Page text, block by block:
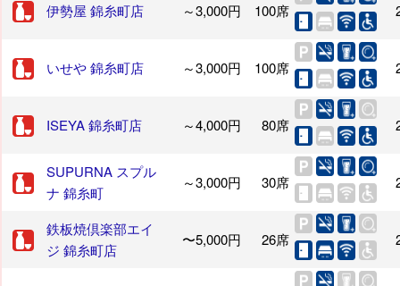
伊勢屋 錦糸町店 ～3,000円 100席
いせや 錦糸町店 ～3,000円 100席
ISEYA 錦糸町店 ～4,000円 80席
SUPURNA スプル
ナ 錦糸町
～3,000円 30席
鉄板焼倶楽部エイ
ジ 錦糸町店
〜5,000円 26席